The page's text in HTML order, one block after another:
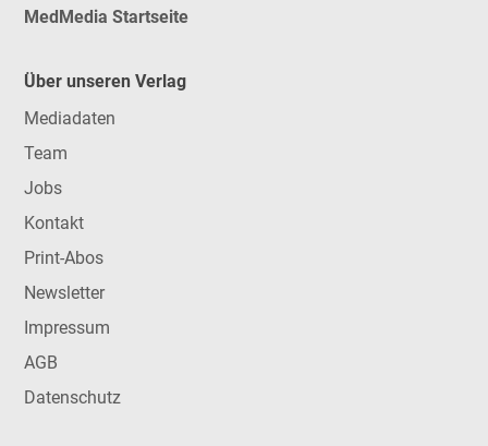
MedMedia Startseite
Über unseren Verlag
Mediadaten
Team
Jobs
Kontakt
Print-Abos
Newsletter
Impressum
AGB
Datenschutz